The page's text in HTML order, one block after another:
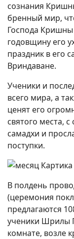
сознания
бренный мир,
Господа Кришны
годовщину его
праздник в его
Вриндаване.
Ученики и
всего мира, а
ценят его
святого места,
самадхи и
поступки.
В полдень
(церемония
предлагаются
ученики Шрилы
комнате, возле